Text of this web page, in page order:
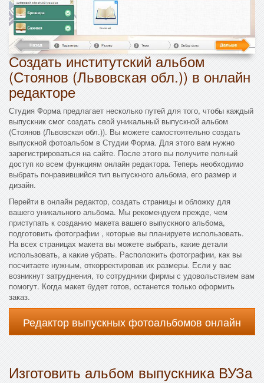
Создать институтский альбом
(Стоянов (Львовская обл.)) в онлайн
редакторе
Студия Форма предлагает несколько путей для того, чтобы каждый
выпускник смог создать свой уникальный выпускной альбом
(Стоянов (Львовская обл.)). Вы можете самостоятельно создать
выпускной фотоальбом в Студии Форма. Для этого вам нужно
зарегистрироваться на сайте. После этого вы получите полный
доступ ко всем функциям онлайн редактора. Теперь необходимо
выбрать понравившийся тип выпускного альбома, его размер и
дизайн.
Перейти в онлайн редактор, создать страницы и обложку для
вашего уникального альбома. Мы рекомендуем прежде, чем
приступать к созданию макета вашего выпускного альбома,
подготовить фотографии , которые вы планируете использовать.
На всех страницах макета вы можете выбрать, какие детали
использовать, а какие убрать. Расположить фотографии, как вы
посчитаете нужным, откорректировав их размеры. Если у вас
возникнут затруднения, то сотрудники фирмы с удовольствием вам
помогут. Когда макет будет готов, останется только оформить
заказ.
Редактор выпускных фотоальбомов онлайн
Изготовить альбом выпускника ВУЗа